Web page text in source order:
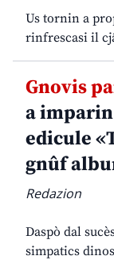
Us tornin a
rinfrescasi il
Gnovis
a
edicule
gnûf
Redazion
Daspò dal
simpatics